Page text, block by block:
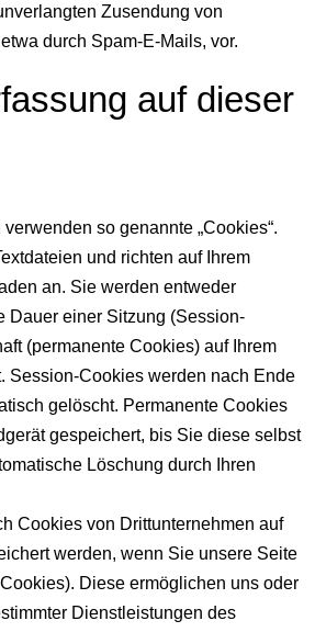
Zusendung von
durch Spam-E-Mails, vor.
auf dieser
so genannte „Cookies“.
und richten auf Ihrem
an. Sie werden entweder
Dauer einer Sitzung (Session-
(permanente Cookies) auf Ihrem
Session-Cookies werden nach Ende
gelöscht. Permanente Cookies
gespeichert, bis Sie diese selbst
Löschung durch Ihren
Cookies von Drittunternehmen auf
werden, wenn Sie unsere Seite
Diese ermöglichen uns oder
Dienstleistungen des